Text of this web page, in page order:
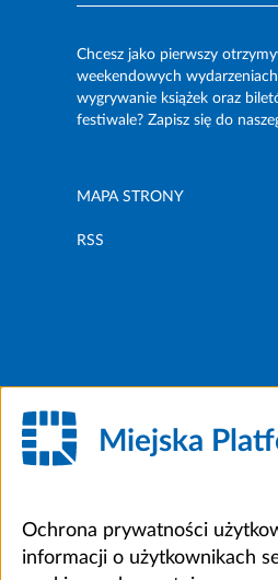
Chcesz jako pierwszy
weekendowych
wygrywanie książek oraz
festiwale? Zapisz się do
MAPA STRONY
RSS
Miejska
Ochrona prywatności
informacji o użytkownikach